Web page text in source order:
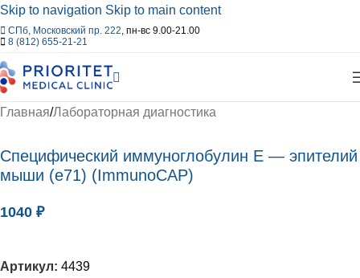
Skip to navigation Skip to main content
СПб, Московский пр. 222, пн-вс 9.00-21.00
8 (812) 655-21-21
Главная/Лабораторная диагностика
Специфический иммуноглобулин Е — эпителий
мыши (е71) (ImmunoCAP)
1040 ₽
Артикул: 4439